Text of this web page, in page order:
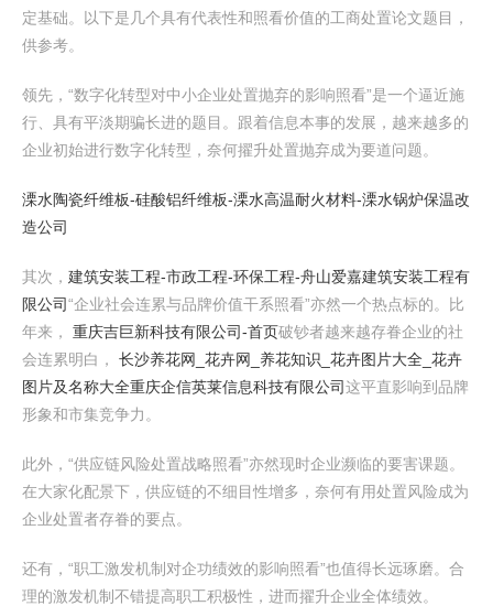
定基础。以下是几个具有代表性和照看价值的工商处置论文题目，
供参考。
领先，“数字化转型对中小企业处置抛弃的影响照看”是一个逼近施
行、具有平淡期骗长进的题目。跟着信息本事的发展，越来越多的
企业初始进行数字化转型，奈何擢升处置抛弃成为要道问题。
溧水陶瓷纤维板-硅酸铝纤维板-溧水高温耐火材料-溧水锅炉保温改
造公司
其次， 建筑安装工程-市政工程-环保工程-舟山爱嘉建筑安装工程有
限公司“企业社会连累与品牌价值干系照看”亦然一个热点标的。比
年来， 重庆吉巨新科技有限公司-首页破钞者越来越存眷企业的社
会连累明白， 长沙养花网_花卉网_养花知识_花卉图片大全_花卉
图片及名称大全重庆企信英莱信息科技有限公司这平直影响到品牌
形象和市集竞争力。
此外，“供应链风险处置战略照看”亦然现时企业濒临的要害课题。
在大家化配景下，供应链的不细目性增多，奈何有用处置风险成为
企业处置者存眷的要点。
还有，“职工激发机制对企功绩效的影响照看”也值得长远琢磨。合
理的激发机制不错提高职工积极性，进而擢升企业全体绩效。